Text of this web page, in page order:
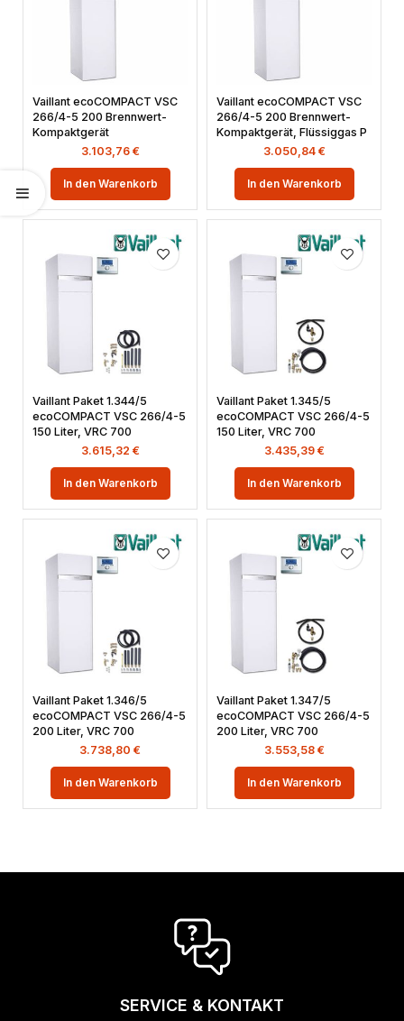
Vaillant ecoCOMPACT VSC
266/4-5 200 Brennwert-
Kompaktgerät
3.103,76 €
In den Warenkorb
Vaillant ecoCOMPACT VSC
266/4-5 200 Brennwert-
Kompaktgerät, Flüssiggas P
3.050,84 €
In den Warenkorb
Vaillant Paket 1.344/5
ecoCOMPACT VSC 266/4-5
150 Liter, VRC 700
3.615,32 €
In den Warenkorb
Vaillant Paket 1.345/5
ecoCOMPACT VSC 266/4-5
150 Liter, VRC 700
3.435,39 €
In den Warenkorb
Vaillant Paket 1.346/5
ecoCOMPACT VSC 266/4-5
200 Liter, VRC 700
3.738,80 €
In den Warenkorb
Vaillant Paket 1.347/5
ecoCOMPACT VSC 266/4-5
200 Liter, VRC 700
3.553,58 €
In den Warenkorb
SERVICE & KONTAKT